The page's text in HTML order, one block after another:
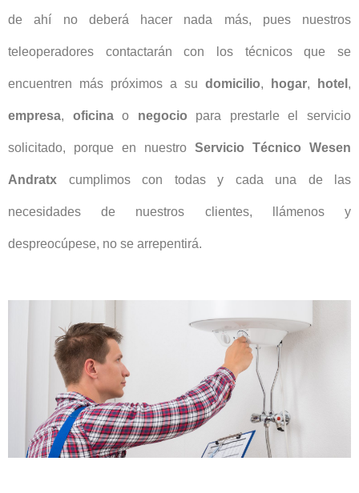
de ahí no deberá hacer nada más, pues nuestros
teleoperadores contactarán con los técnicos que se
encuentren más próximos a su domicilio, hogar, hotel ,
empresa, oficinao negocio para prestarle el servicio
solicitado, porque en nuestro Servicio Técnico Wesen
Andratx cumplimos con todas y cada una de las
necesidades de nuestros clientes, llámenos y
despreocúpese, no se arrepentirá.